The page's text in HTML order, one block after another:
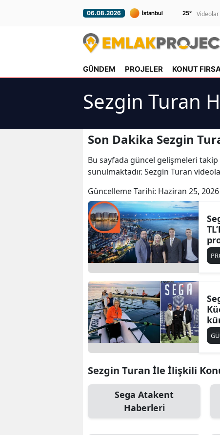
06.08.2026 25° Videolar
GÜNDEM PROJELER KONUT
Sezgin Turan
Son Dakika Sezgin
Bu sayfada güncel gelişmeleri
sunulmaktadır. Sezgin Turan
Güncelleme Tarihi: Haziran 25,
Sezgin Turan İle İlişkili
Sega Atakent
Haberleri